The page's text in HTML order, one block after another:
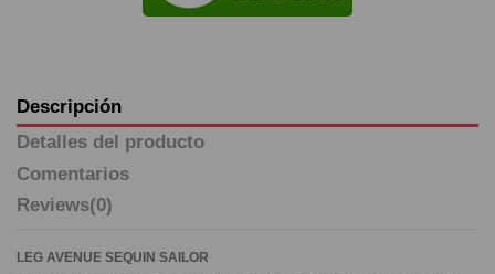
Descripción
Detalles del producto
Comentarios
Reviews(0)
LEG AVENUE SEQUIN SAILOR